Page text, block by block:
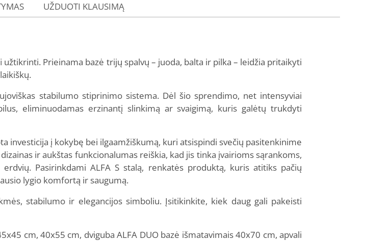
UŽDUOTI KLAUSIMĄ
Prieinama bazė trijų spalvų – juoda, balta ir pilka – leidžia pritaikyti
stabilumo stiprinimo sistema. Dėl šio sprendimo, net intensyviai
eliminuodamas erzinantį slinkimą ar svaigimą, kuris galėtų trukdyti
investicija į kokybę bei ilgaamžiškumą, kuri atsispindi svečių pasitenkinime
ir aukštas funkcionalumas reiškia, kad jis tinka įvairioms sąrankoms,
Pasirinkdami ALFA S stalą, renkatės produktą, kuris atitiks pačių
lygio komfortą ir saugumą.
stabilumo ir elegancijos simboliu. Įsitikinkite, kiek daug gali pakeisti
cm, 40x55 cm, dviguba ALFA DUO bazė išmatavimais 40x70 cm, apvali